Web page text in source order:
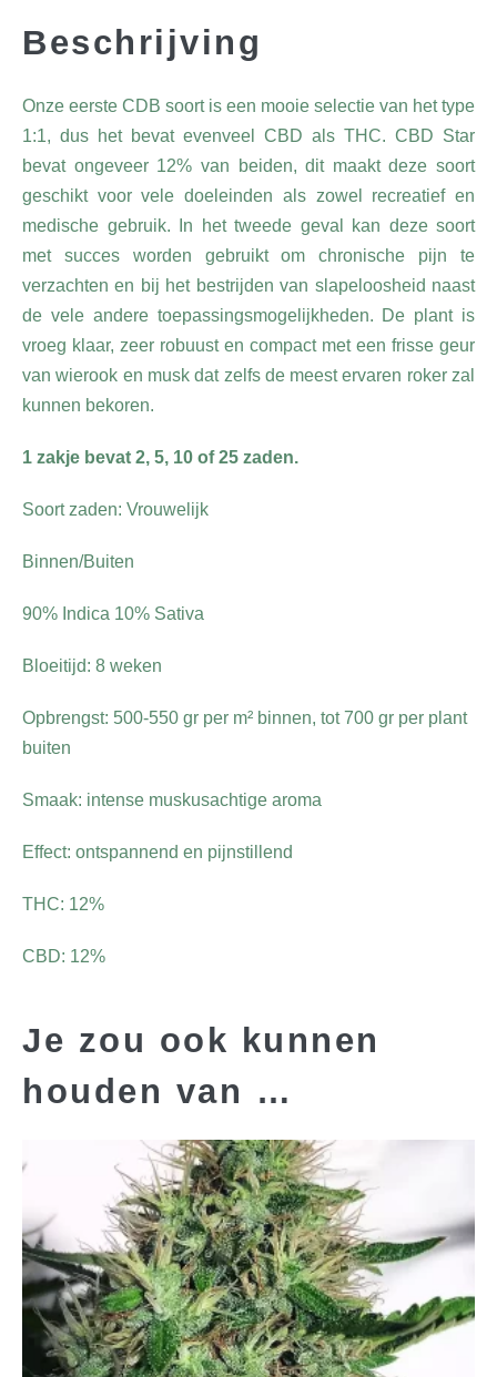
Beschrijving
Onze eerste CDB soort is een mooie selectie van het type
1:1, dus het bevat evenveel CBD als THC. CBD Star
bevat ongeveer 12% van beiden, dit maakt deze soort
geschikt voor vele doeleinden als zowel recreatief en
medische gebruik. In het tweede geval kan deze soort
met succes worden gebruikt om chronische pijn te
verzachten en bij het bestrijden van slapeloosheid naast
de vele andere toepassingsmogelijkheden. De plant is
vroeg klaar, zeer robuust en compact met een frisse geur
van wierook en musk dat zelfs de meest ervaren roker zal
kunnen bekoren.
1 zakje bevat 2, 5, 10 of 25 zaden.
Soort zaden: Vrouwelijk
Binnen/Buiten
90% Indica 10% Sativa
Bloeitijd: 8 weken
Opbrengst: 500-550 gr per m² binnen, tot 700 gr per plant
buiten
Smaak: intense muskusachtige aroma
Effect: ontspannend en pijnstillend
THC: 12%
CBD: 12%
Je zou ook kunnen
houden van …